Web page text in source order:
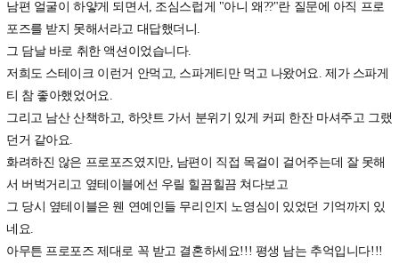
남편 얼굴이 하얗게 되면서, 조심스럽게 "아니 왜??"란 질문에 아직 프로
포즈를 받지 못해서라고 대답했더니.
그 담날 바로 취한 액션이었습니다.
저희도 스테이크 이런거 안먹고, 스파게티만 먹고 나왔어요. 제가 스파게
티 참 좋아했었어요.
그리고 남산 산책하고, 하얏트 가서 분위기 있게 커피 한잔 마셔주고 그랬
던거 같아요.
화려하진 않은 프로포즈였지만, 남편이 직접 목걸이 걸어주는데 잘 못해
서 버벅거리고 옆테이블에선 우릴 힐끔힐끔 쳐다보고
그 당시 옆테이블은 웬 연예인들 무리인지 노영심이 있었던 기억까지 있
네요.
아무튼 프로포즈 제대로 꼭 받고 결혼하세요!!! 평생 남는 추억입니다!!!